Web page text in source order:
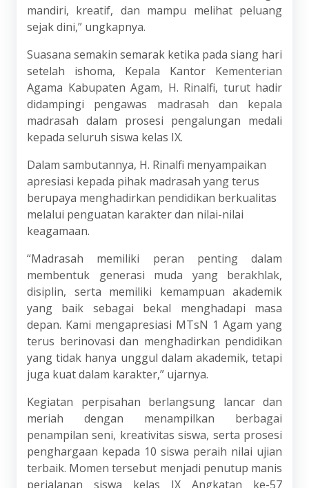
mandiri, kreatif, dan mampu melihat peluang
sejak dini,” ungkapnya.
Suasana semakin semarak ketika pada siang hari
setelah ishoma, Kepala Kantor Kementerian
Agama Kabupaten Agam, H. Rinalfi, turut hadir
didampingi pengawas madrasah dan kepala
madrasah dalam prosesi pengalungan medali
kepada seluruh siswa kelas IX.
Dalam sambutannya, H. Rinalfi menyampaikan
apresiasi kepada pihak madrasah yang terus
berupaya menghadirkan pendidikan berkualitas
melalui penguatan karakter dan nilai-nilai
keagamaan.
“Madrasah memiliki peran penting dalam
membentuk generasi muda yang berakhlak,
disiplin, serta memiliki kemampuan akademik
yang baik sebagai bekal menghadapi masa
depan. Kami mengapresiasi MTsN 1 Agam yang
terus berinovasi dan menghadirkan pendidikan
yang tidak hanya unggul dalam akademik, tetapi
juga kuat dalam karakter,” ujarnya.
Kegiatan perpisahan berlangsung lancar dan
meriah dengan menampilkan berbagai
penampilan seni, kreativitas siswa, serta prosesi
penghargaan kepada 10 siswa peraih nilai ujian
terbaik. Momen tersebut menjadi penutup manis
perjalanan siswa kelas IX Angkatan ke-57